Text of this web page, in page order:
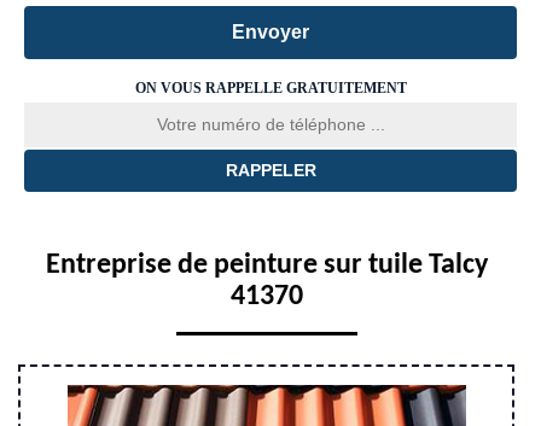
ON VOUS RAPPELLE GRATUITEMENT
Entreprise de peinture sur tuile Talcy
41370